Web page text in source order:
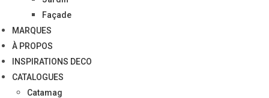
Façade
MARQUES
À PROPOS
INSPIRATIONS DECO
CATALOGUES
Catamag